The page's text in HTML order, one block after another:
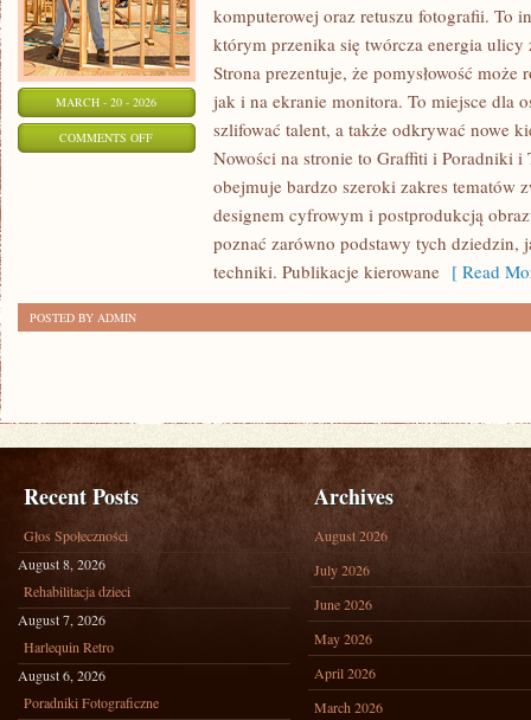
MARCH - 20 - 2026
COMMENTS OFFON
INSPIRACJE
ARTYSTYCZNE
komputerowej oraz retuszu fotografii. To
którym przenika się twórcza energia
Strona prezentuje, że pomysłowość
jak i na ekranie monitora. To miejsce dla
szlifować talent, a także odkrywać nowe
Nowości na stronie to Graffiti i Poradniki i
obejmuje bardzo szeroki zakres tematów
designem cyfrowym i postprodukcją
poznać zarówno podstawy tych dziedzin,
techniki. Publikacje kierowane [ Read
POSTED BY ADMIN
Recent Posts
Głos Społeczności
August 8, 2026
Rehabilitacja dzieci
August 7, 2026
Harlequin Retro
August 6, 2026
Poradniki Fotograficzne
Archives
August 2026
July 2026
June 2026
May 2026
April 2026
March 2026